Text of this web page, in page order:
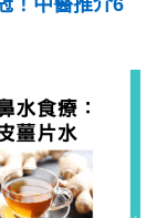
！中醫推介6